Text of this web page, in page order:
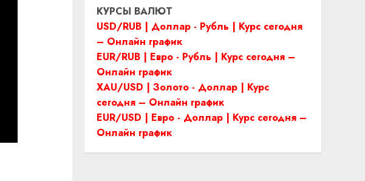
КУРСЫ ВАЛЮТ
USD/RUB | Доллар - Рубль | Курс сегодня
– Онлайн график
EUR/RUB | Евро - Рубль | Курс сегодня –
Онлайн график
XAU/USD | Золото - Доллар | Курс
сегодня – Онлайн график
EUR/USD | Евро - Доллар | Курс сегодня –
Онлайн график